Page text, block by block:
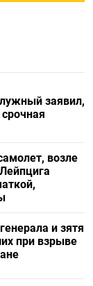
заявил,
возле
и зятя
при взрыве